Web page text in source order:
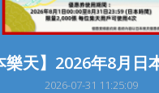
2026-07-31 11:25:09